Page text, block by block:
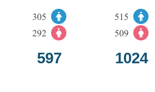
515
509
1024
292
597